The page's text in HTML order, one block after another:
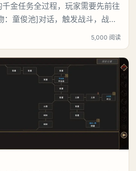
金任务全过程，玩家需要先前往
童俊池]对话，触发战斗，战斗
→侯府→侯府正厅→[人物：侯员
江湖》侯员外的千金任务攻略：
】任务领取地点：苏州城→侯府→
员外]对话。侯员外的请求二
5,000 阅读